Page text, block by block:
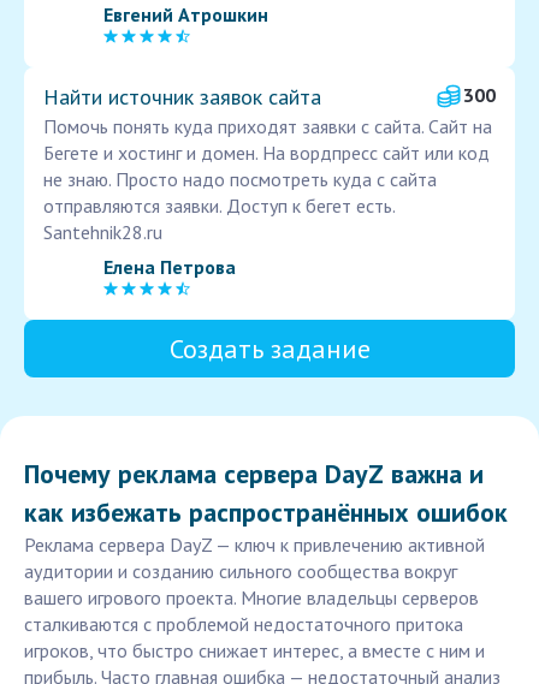
Евгений Атрошкин
Найти источник заявок сайта
300
Помочь понять куда приходят заявки с сайта. Сайт на
Бегете и хостинг и домен. На вордпресс сайт или код
не знаю. Просто надо посмотреть куда с сайта
отправляются заявки. Доступ к бегет есть.
Santehnik28.ru
Елена Петрова
Создать задание
Почему реклама сервера DayZ важна и
как избежать распространённых ошибок
Реклама сервера DayZ — ключ к привлечению активной
аудитории и созданию сильного сообщества вокруг
вашего игрового проекта. Многие владельцы серверов
сталкиваются с проблемой недостаточного притока
игроков, что быстро снижает интерес, а вместе с ним и
прибыль. Часто главная ошибка — недостаточный анализ